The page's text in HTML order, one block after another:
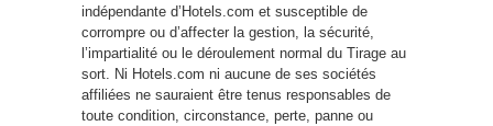
indépendante d’Hotels.com et susceptible de
corrompre ou d’affecter la gestion, la sécurité,
l’impartialité ou le déroulement normal du Tirage au
sort. Ni Hotels.com ni aucune de ses sociétés
affiliées ne sauraient être tenus responsables de
toute condition, circonstance, perte, panne ou